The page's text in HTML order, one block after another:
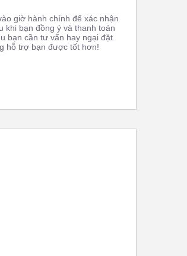
giờ hành chính để xác nhận
khi bạn đồng ý và thanh toán
bạn cần tư vấn hay ngại đặt
hỗ trợ bạn được tốt hơn!